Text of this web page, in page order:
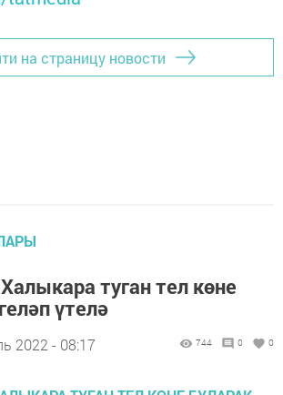
на страницу новости
туган тел көне
үтелә
2022 - 08:17 744 0 0